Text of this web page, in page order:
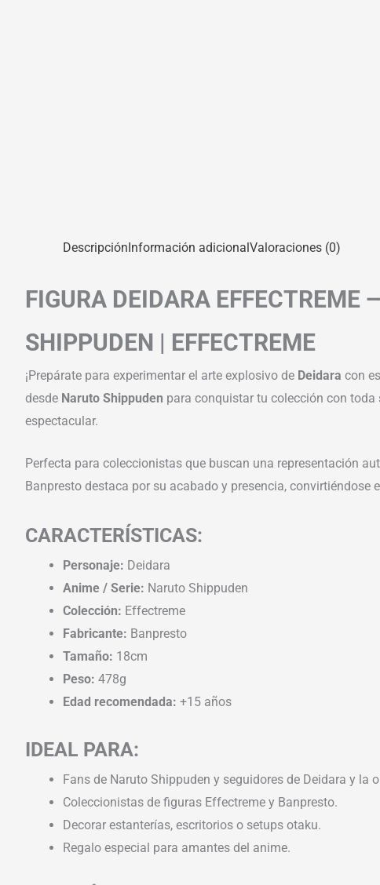
DescripciónInformación adicionalValoraciones (0)
FIGURA DEIDARA
SHIPPUDEN | EFFECTREME
¡Prepárate para experimentar el arte explosivo de Deidara con
desde Naruto Shippuden para conquistar tu colección con
espectacular.
Perfecta para coleccionistas que buscan una representación
Banpresto destaca por su acabado y presencia,
CARACTERÍSTICAS:
Personaje: Deidara
Anime / Serie: Naruto Shippuden
Colección: Effectreme
Fabricante: Banpresto
Tamaño: 18cm
Peso: 478g
Edad recomendada: +15 años
IDEAL PARA:
Fans de Naruto Shippuden y seguidores de Deidara y la
Coleccionistas de figuras Effectreme y Banpresto.
Decorar estanterías, escritorios o setups otaku.
Regalo especial para amantes del anime.